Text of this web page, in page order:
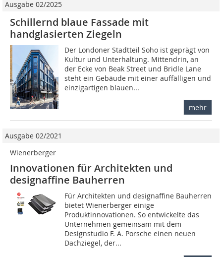
Ausgabe 02/2025
Schillernd blaue Fassade mit
handglasierten Ziegeln
Der Londoner Stadtteil Soho ist geprägt von
Kultur und Unterhaltung. Mittendrin, an
der Ecke von Beak Street und Bridle Lane
steht ein Gebäude mit einer auffälligen und
einzigartigen blauen...
mehr
Ausgabe 02/2021
Wienerberger
Innovationen für Architekten und
designaffine Bauherren
Für Architekten und designaffine Bauherren
bietet Wienerberger einige
Produktinnovationen. So entwickelte das
Unternehmen gemeinsam mit dem
Designstudio F. A. Porsche einen neuen
Dachziegel, der...